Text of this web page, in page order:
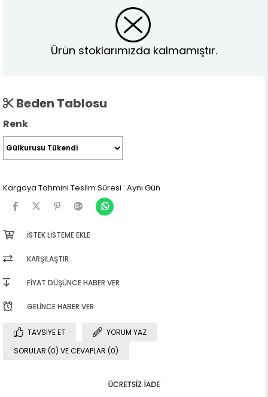
Ürün stoklarımızda kalmamıştır.
Beden Tablosu
Renk
Kargoya Tahmini Teslim Süresi : Aynı Gün
İSTEK LISTEME EKLE
KARŞILAŞTIR
FIYAT DÜŞÜNCE HABER VER
GELINCE HABER VER
TAVSIYE ET
YORUM YAZ
SORULAR (0) VE CEVAPLAR (0)